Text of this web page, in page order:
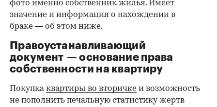
00:00 / 00:00
фото именно собственник жилья. Имеет
значение и информация о нахождении в
браке — об этом ниже.
Правоустанавливающий
документ — основание права
собственности на квартиру
Покупкаквартиры во вторичке и возможность
не пополнить печальную статистику жертв